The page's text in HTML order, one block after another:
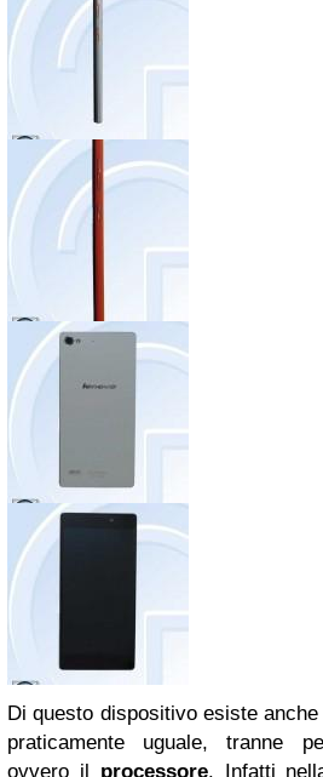
Di questo dispositivo esiste
praticamente uguale, tranne
ovvero il processore. Infatti